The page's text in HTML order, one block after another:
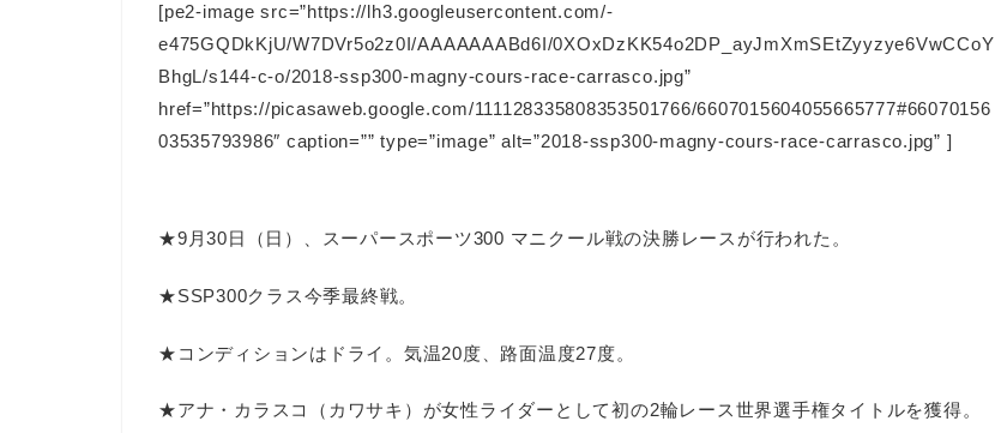
[pe2-image src=”https://lh3.googleusercontent.com/-
e475GQDkKjU/W7DVr5o2z0I/AAAAAAABd6I/0XOxDzKK54o2DP_ayJmXmSEtZyyzye6VwCCoY
BhgL/s144-c-o/2018-ssp300-magny-cours-race-carrasco.jpg”
href=”https://picasaweb.google.com/111128335808353501766/6607015604055665777#66070156
03535793986″ caption=”” type=”image” alt=”2018-ssp300-magny-cours-race-carrasco.jpg” ]
★9月30日（日）、スーパースポーツ300 マニクール戦の決勝レースが行われた。
★SSP300クラス今季最終戦。
★コンディションはドライ。気温20度、路面温度27度。
★アナ・カラスコ（カワサキ）が女性ライダーとして初の2輪レース世界選手権タイトルを獲得。